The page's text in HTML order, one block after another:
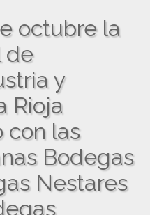
octubre la
de
y
Rioja
con las
Bodegas
Nestares